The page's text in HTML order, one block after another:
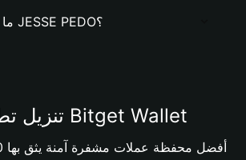
ما هي قيمة عملة JESSE PEDO؟
تنزيل تطبيق محفظة Bitget Wallet
أفضل محفظة عملات مشفرة آمنة يثق بها 40 مليون مستخدم